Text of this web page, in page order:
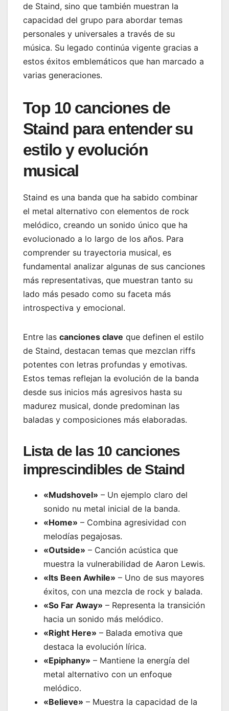
de Staind, sino que también muestran la
capacidad del grupo para abordar temas
personales y universales a través de su
música. Su legado continúa vigente gracias a
estos éxitos emblemáticos que han marcado a
varias generaciones.
Top 10 canciones de
Staind para entender su
estilo y evolución
musical
Staind es una banda que ha sabido combinar
el metal alternativo con elementos de rock
melódico, creando un sonido único que ha
evolucionado a lo largo de los años. Para
comprender su trayectoria musical, es
fundamental analizar algunas de sus canciones
más representativas, que muestran tanto su
lado más pesado como su faceta más
introspectiva y emocional.
Entre las canciones clave que definen el estilo
de Staind, destacan temas que mezclan riffs
potentes con letras profundas y emotivas.
Estos temas reflejan la evolución de la banda
desde sus inicios más agresivos hasta su
madurez musical, donde predominan las
baladas y composiciones más elaboradas.
Lista de las 10 canciones
imprescindibles de Staind
«Mudshovel» – Un ejemplo claro del
sonido nu metal inicial de la banda.
«Home» – Combina agresividad con
melodías pegajosas.
«Outside» – Canción acústica que
muestra la vulnerabilidad de Aaron Lewis.
«Its Been Awhile» – Uno de sus mayores
éxitos, con una mezcla de rock y balada.
«So Far Away» – Representa la transición
hacia un sonido más melódico.
«Right Here» – Balada emotiva que
destaca la evolución lírica.
«Epiphany» – Mantiene la energía del
metal alternativo con un enfoque
melódico.
«Believe» – Muestra la capacidad de la